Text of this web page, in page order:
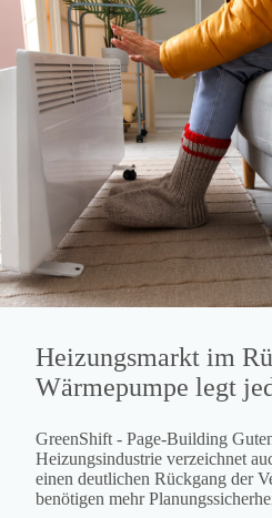
Heizungsmarkt im
Wärmepumpe legt
GreenShift - Page-Building
Heizungsindustrie verzeichnet
einen deutlichen Rückgang der
benötigen mehr